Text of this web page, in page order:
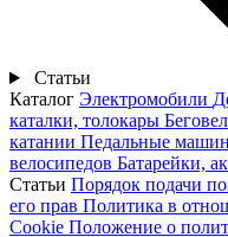
Статьи
Каталог Электромобили
каталки, толокары
катании Педальные
велосипедов Батарейки,
Статьи Порядок подачи
его прав Политика в
Cookie Положение о